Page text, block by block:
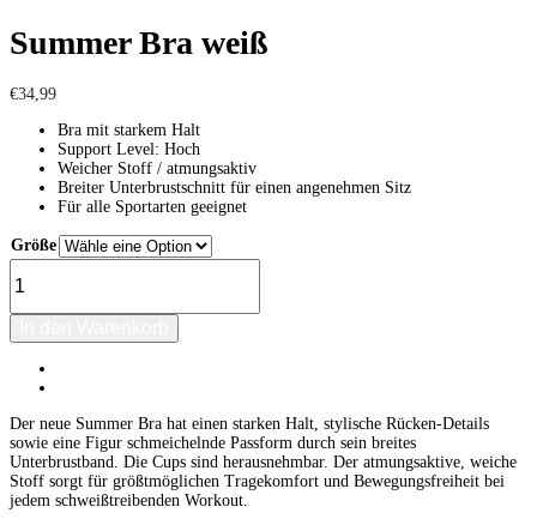
Summer Bra weiß
€34,99
Bra mit starkem Halt
Support Level: Hoch
Weicher Stoff / atmungsaktiv
Breiter Unterbrustschnitt für einen angenehmen Sitz
Für alle Sportarten geeignet
Größe
Summer
Bra
Menge
Der neue Summer Bra hat einen starken Halt, stylische Rücken-Details
sowie eine Figur schmeichelnde Passform durch sein breites
Unterbrustband. Die Cups sind herausnehmbar. Der atmungsaktive, weiche
Stoff sorgt für größtmöglichen Tragekomfort und Bewegungsfreiheit bei
jedem schweißtreibenden Workout.